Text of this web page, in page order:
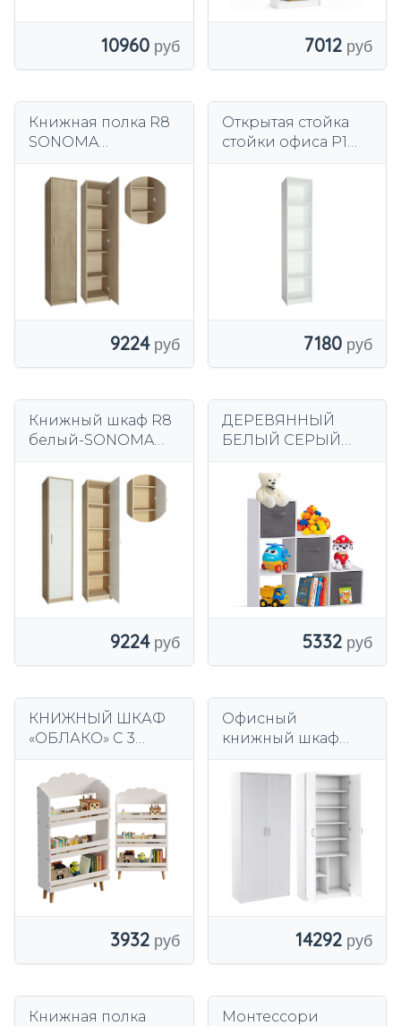
10960 7012
Книжная полка R8
SONOMA
прихожая шкаф
для одежды
игрушки книги
обувь
9224
Открытая стойка
стойки офиса Р1
7180
Книжный шкаф R8
белый-SONOMA
прихожая шкаф
для одежды
игрушки книги
9224
ДЕРЕВЯННЫЙ
БЕЛЫЙ СЕРЫЙ
ШКАФ
КОНТЕЙНЕРЫ
ОРГАНАЙЗЕР ДЛЯ
ДЕТЕЙ МЕБЕЛЬ
5332
КНИЖНЫЙ ШКАФ
«ОБЛАКО» С 3
ИГРУШЕК И КНИГ,
БЕЛЫЙ ДЕТСКИЙ
ДЛЯ КНИГ
3932
Офисный
книжный шкаф
шкаф R4 белый
14292
Книжная полка
Монтессори